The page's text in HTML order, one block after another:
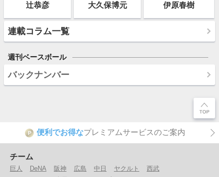
辻恭彦 大久保博元 伊原春樹
連載コラム一覧
週刊ベースボール
バックナンバー
P 便利でお得なプレミアムサービスのご案内
チーム
巨人 DeNA 阪神 広島 中日 ヤクルト
西武